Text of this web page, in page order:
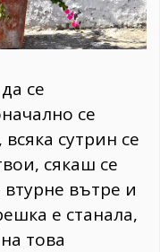
се
се
сутрин се
сякаш се
вътре и
е станала,
това